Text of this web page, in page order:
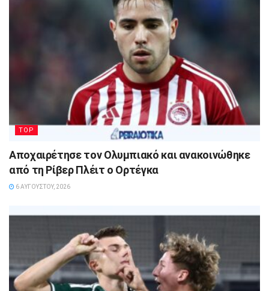
TOP
Αποχαιρέτησε τον Ολυμπιακό και ανακοινώθηκε
από τη Ρίβερ Πλέιτ ο Ορτέγκα
6 ΑΥΓΟΎΣΤΟΥ, 2026